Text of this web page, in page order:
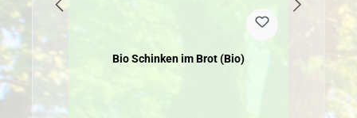
Bio Schinken im Brot (Bio)